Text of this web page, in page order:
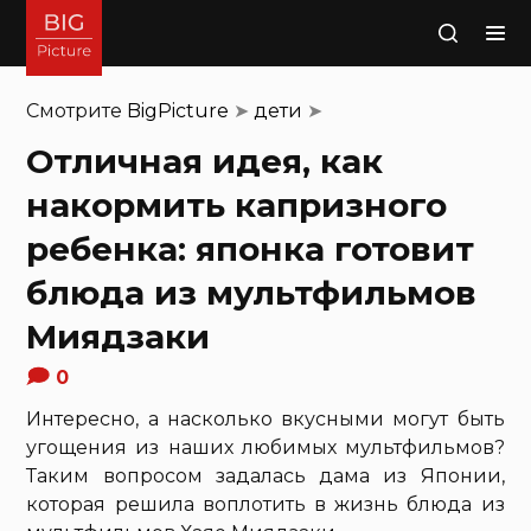
Поиск
Смотрите BigPicture ➤дети ➤
Отличная идея, как
накормить капризного
ребенка: японка готовит
блюда из мультфильмов
Миядзаки
0
Интересно, а насколько вкусными могут быть
угощения из наших любимых мультфильмов?
Таким вопросом задалась дама из Японии,
которая решила воплотить в жизнь блюда из